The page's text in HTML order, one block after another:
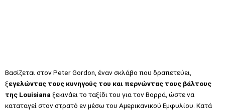
Βασίζεται στον Peter Gordon, έναν σκλάβο που δραπετεύει,
ξεγελώντας τους κυνηγούς του και περνώντας τους βάλτους
της Louisiana ξεκινάει το ταξίδι του για τον Βορρά, ώστε να
καταταγεί στον στρατό εν μέσω του Αμερικανικού Εμφυλίου. Κατά